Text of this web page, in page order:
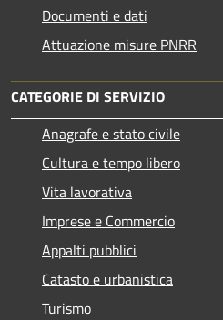
Documenti e dati
Attuazione misure PNRR
CATEGORIE DI SERVIZIO
Anagrafe e stato civile
Cultura e tempo libero
Vita lavorativa
Imprese e Commercio
Appalti pubblici
Catasto e urbanistica
Turismo